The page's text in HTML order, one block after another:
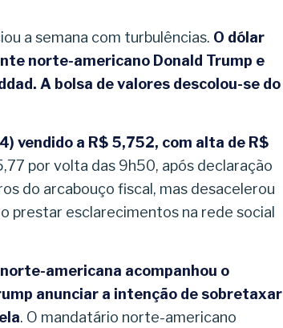
a semana com turbulências. O dólar
norte-americano Donald Trump e
A bolsa de valores descolou-se do
vendido a R$ 5,752, com alta de R$
por volta das 9h50, após declaração
do arcabouço fiscal, mas desacelerou
prestar esclarecimentos na rede social
americana acompanhou o
anunciar a intenção de sobretaxar
. O mandatário norte-americano